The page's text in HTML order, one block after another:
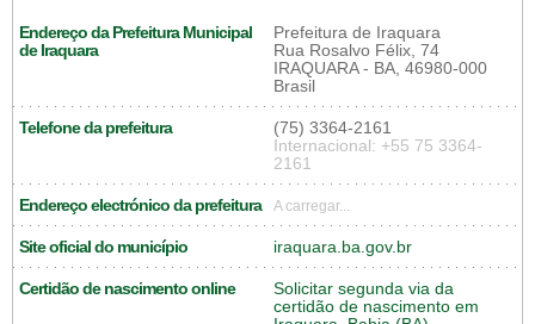
Endereço da Prefeitura Municipal
de Iraquara
Prefeitura de Iraquara
Rua Rosalvo Félix, 74
IRAQUARA - BA, 46980-000
Brasil
Telefone da prefeitura
(75) 3364-2161
Internacional: +55 75 3364-
2161
Endereço electrónico da prefeitura A carregar...
Site oficial do município iraquara.ba.gov.br
Certidão de nascimento online
Solicitar segunda via da
certidão de nascimento em